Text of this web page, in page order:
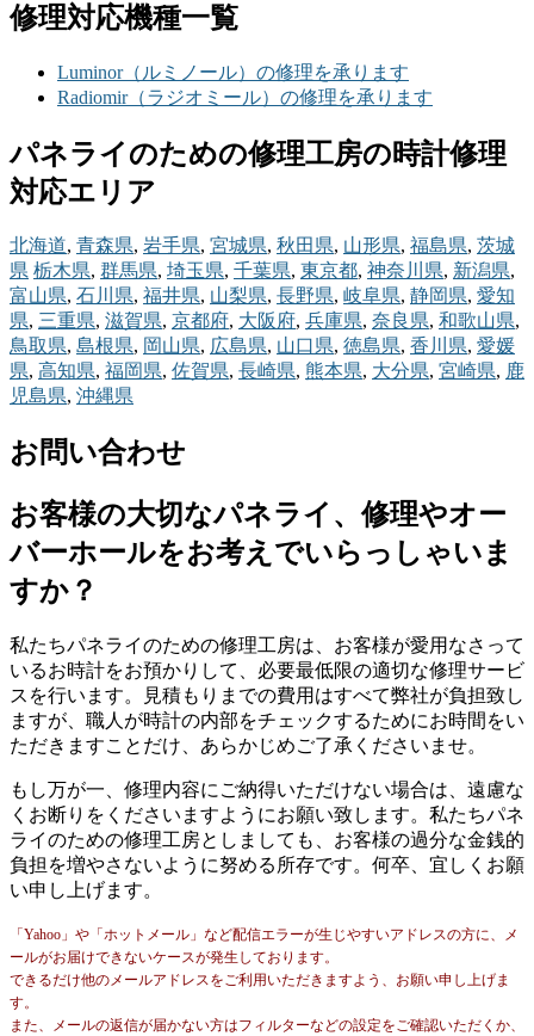
修理対応機種一覧
Luminor（ルミノール）の修理を承ります
Radiomir（ラジオミール）の修理を承ります
パネライのための修理工房の時計修理
対応エリア
北海道, 青森県, 岩手県, 宮城県, 秋田県, 山形県, 福島県, 茨城
県 栃木県, 群馬県, 埼玉県, 千葉県, 東京都, 神奈川県, 新潟県,
富山県, 石川県, 福井県, 山梨県, 長野県, 岐阜県, 静岡県, 愛知
県, 三重県, 滋賀県, 京都府, 大阪府, 兵庫県, 奈良県, 和歌山県,
鳥取県, 島根県, 岡山県, 広島県, 山口県, 徳島県, 香川県, 愛媛
県, 高知県, 福岡県, 佐賀県, 長崎県, 熊本県, 大分県, 宮崎県, 鹿
児島県, 沖縄県
お問い合わせ
お客様の大切なパネライ、修理やオー
バーホールをお考えでいらっしゃいま
すか？
私たちパネライのための修理工房は、お客様が愛用なさって
いるお時計をお預かりして、必要最低限の適切な修理サービ
スを行います。見積もりまでの費用はすべて弊社が負担致し
ますが、職人が時計の内部をチェックするためにお時間をい
ただきますことだけ、あらかじめご了承くださいませ。
もし万が一、修理内容にご納得いただけない場合は、遠慮な
くお断りをくださいますようにお願い致します。私たちパネ
ライのための修理工房としましても、お客様の過分な金銭的
負担を増やさないように努める所存です。何卒、宜しくお願
い申し上げます。
「Yahoo」や「ホットメール」など配信エラーが生じやすいアドレスの方に、メ
ールがお届けできないケースが発生しております。
できるだけ他のメールアドレスをご利用いただきますよう、お願い申し上げま
す。
また、メールの返信が届かない方はフィルターなどの設定をご確認いただくか、